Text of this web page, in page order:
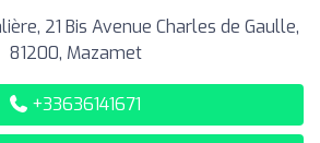
21 Bis Avenue Charles de Gaulle,
81200, Mazamet
+33636141671